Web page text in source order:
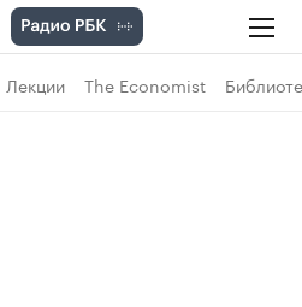
Лекции The Economist